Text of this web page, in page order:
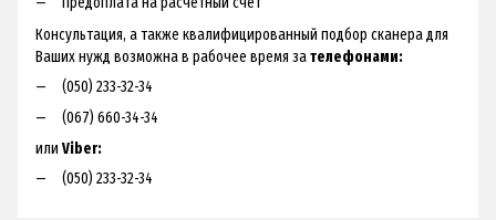
Консультация, а также квалифицированный подбор сканера для
Ваших нужд возможна в рабочее время зателефонами:
(050) 233-32-34
(067) 660-34-34
или Viber:
(050) 233-32-34